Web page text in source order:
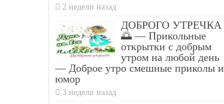
2 недели назад
ДОБРОГО УТРЕЧКА
🌅 — Прикольные
открытки с добрым
утром на любой день
— Доброе утро смешные приколы и
юмор
3 недели назад